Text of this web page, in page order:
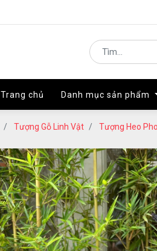
Trang chủ Danh mục sản phẩm
Trang chủ Danh mục sản phẩm
Tượng Gỗ Linh Vật Tượng Heo